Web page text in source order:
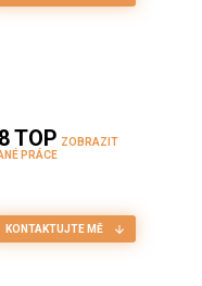
TOP ZOBRAZIT
PRÁCE
KONTAKTUJTE MĚ